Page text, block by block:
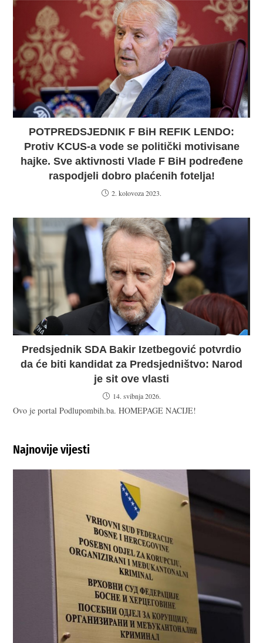
POTPREDSJEDNIK F BiH REFIK LENDO:
Protiv KCUS-a vode se politički motivisane
hajke. Sve aktivnosti Vlade F BiH podređene
raspodjeli dobro plaćenih fotelja!
2. kolovoza 2023.
Predsjednik SDA Bakir Izetbegović potvrdio
da će biti kandidat za Predsjedništvo: Narod
je sit ove vlasti
14. svibnja 2026.
Ovo je portal Podlupombih.ba. HOMEPAGE NACIJE!
Najnovije vijesti